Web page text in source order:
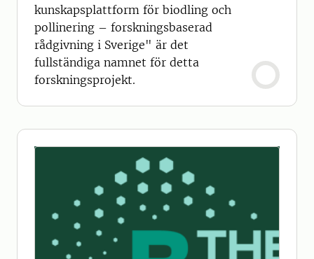
kunskapsplattform för biodling och
pollinering – forskningsbaserad
rådgivning i Sverige" är det
fullständiga namnet för detta
forskningsprojekt.